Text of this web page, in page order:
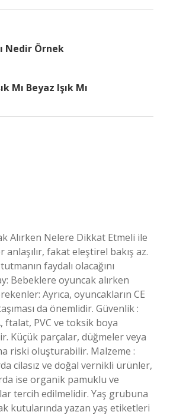
Nedir Örnek
Mı Beyaz Işık Mı
Alırken Nelere Dikkat Etmeli ile
fakat eleştirel bakış az.
faydalı olacağını
Bebeklere oyuncak alırken
Ayrıca, oyuncakların CE
da önemlidir. Güvenlik :
ftalat, PVC ve toksik boya
Küçük parçalar, düğmeler veya
riski oluşturabilir. Malzeme :
cilasız ve doğal vernikli ürünler,
ise organik pamuklu ve
tercih edilmelidir. Yaş grubuna
kutularında yazan yaş etiketleri